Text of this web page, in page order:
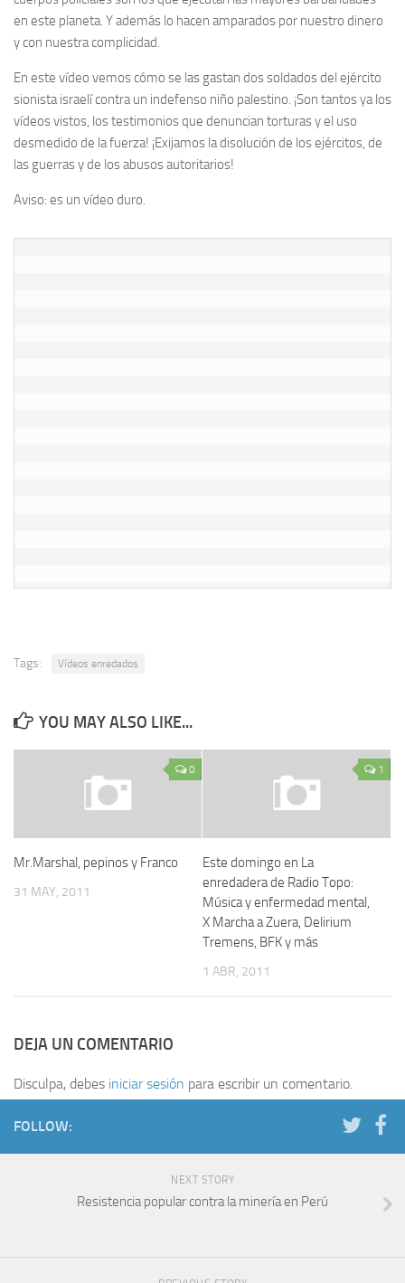
en este planeta. Y además lo hacen amparados por nuestro dinero
y con nuestra complicidad.
En este vídeo vemos cómo se las gastan dos soldados del ejército
sionista israelí contra un indefenso niño palestino. ¡Son tantos ya los
vídeos vistos, los testimonios que denuncian torturas y el uso
desmedido de la fuerza! ¡Exijamos la disolución de los ejércitos, de
las guerras y de los abusos autoritarios!
Aviso: es un vídeo duro.
Tags: Vídeos enredados
YOU MAY ALSO LIKE...
0
Mr.Marshal, pepinos y Franco
31 MAY, 2011
1
Este domingo en La
enredadera de Radio Topo:
Música y enfermedad mental,
X Marcha a Zuera, Delirium
Tremens, BFK y más
1 ABR, 2011
DEJA UN COMENTARIO
Disculpa, debes iniciar sesión para escribir un comentario.
FOLLOW:
NEXT STORY
Resistencia popular contra la minería en Perú